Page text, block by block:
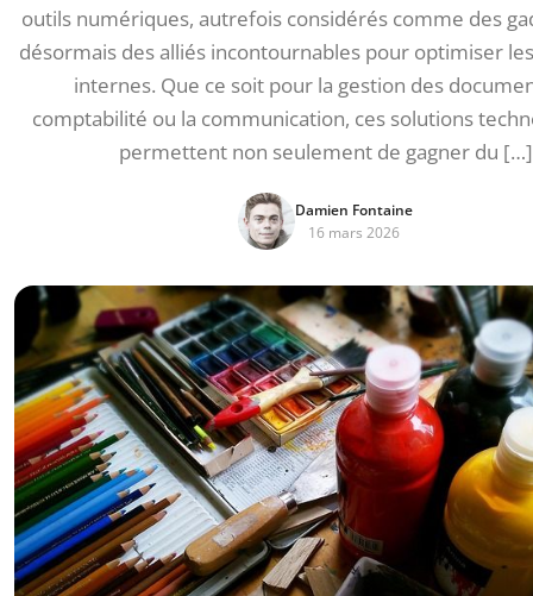
outils numériques, autrefois considérés comme des
désormais des alliés incontournables pour optimiser
internes. Que ce soit pour la gestion des
comptabilité ou la communication, ces solutions
permettent non seulement de gagner du […]
Damien Fontaine
16 mars 2026